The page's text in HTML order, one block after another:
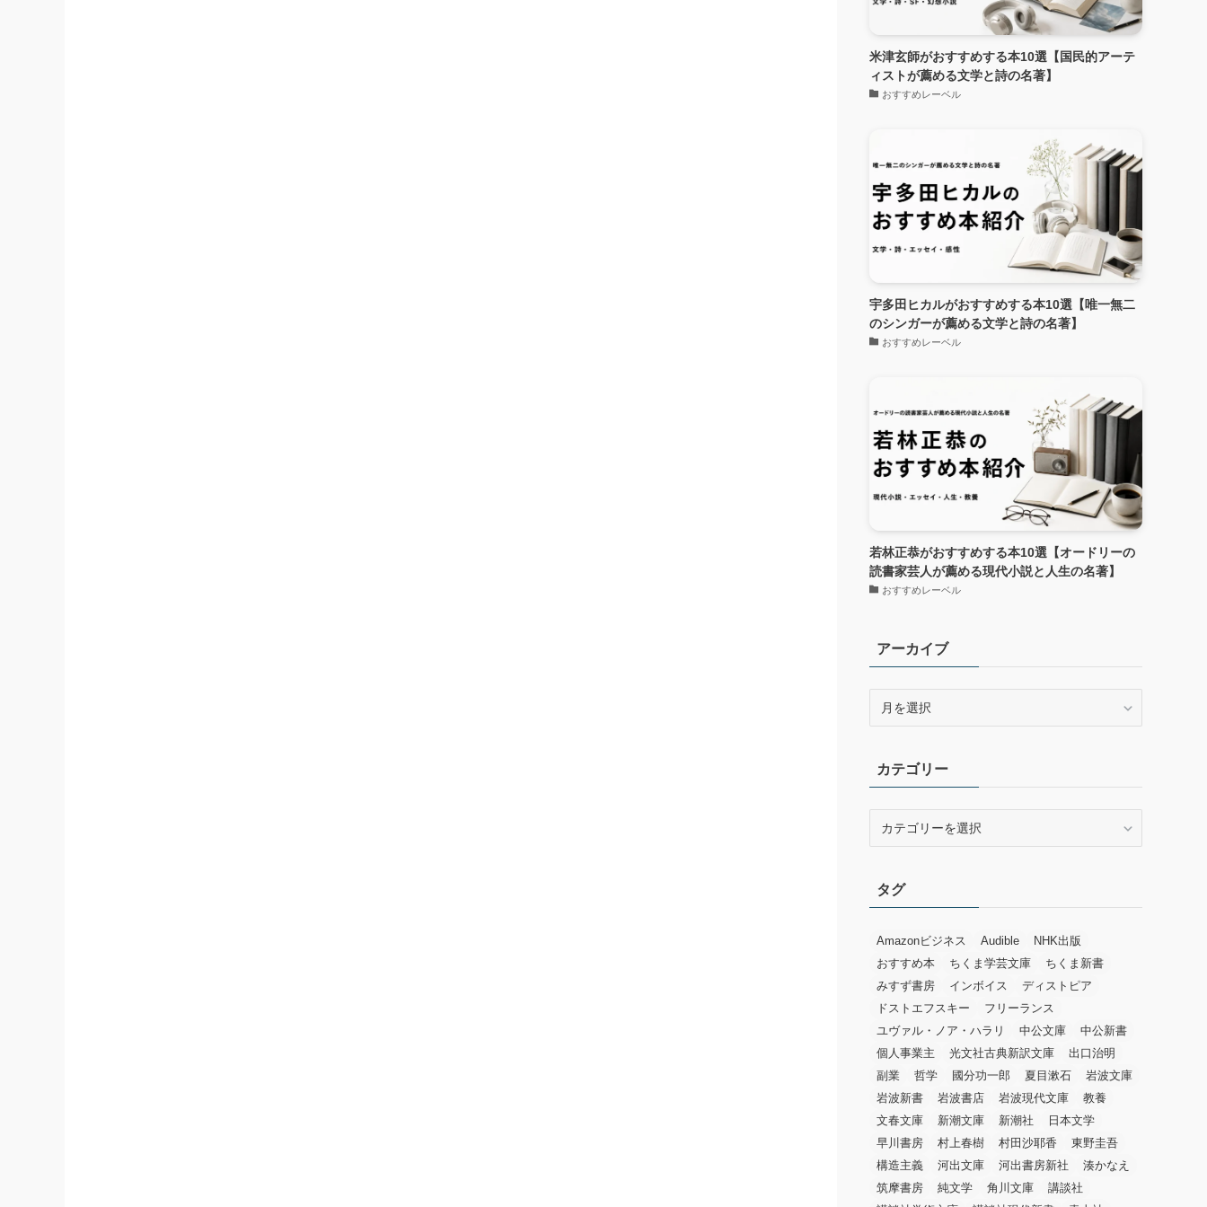
米津玄師がおすすめする本10選【国民的アーテ
ィストが薦める文学と詩の名著】
おすすめレーベル
宇多田ヒカルがおすすめする本10選【唯一無二
のシンガーが薦める文学と詩の名著】
おすすめレーベル
若林正恭がおすすめする本10選【オードリーの
読書家芸人が薦める現代小説と人生の名著】
おすすめレーベル
アーカイブ
ブカテゴリー
ータグ
Amazonビジネス Audible
NHK出版
おすすめ本
ちくま学芸文庫
ちくま新書
みすず書房
インボイス
ディストピア
ドストエフスキー
フリーランス
ユヴァル・ノア・ハラリ
中公文庫
中公新書
個人事業主
光文社古典新訳文庫
出口治明
副業
哲学 國分功一郎 夏目漱石
岩波文庫
岩波新書
岩波書店 岩波現代文庫
教養
文春文庫
新潮文庫 新潮社
日本文学
早川書房
村上春樹 村田沙耶香
東野圭吾
構造主義
河出文庫 河出書房新社
湊かなえ
筑摩書房
純文学 角川文庫
講談社